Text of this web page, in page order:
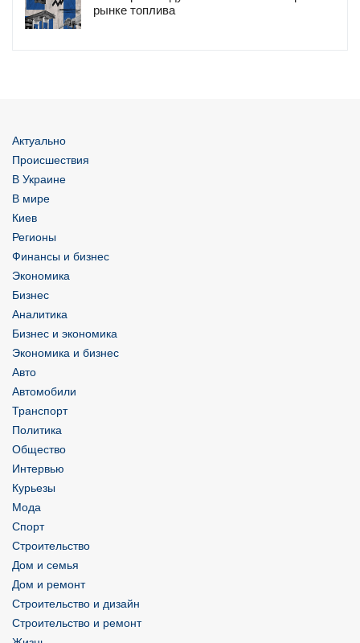
рынке топлива
Актуально
Происшествия
В Украине
В мире
Киев
Регионы
Финансы и бизнес
Экономика
Бизнес
Аналитика
Бизнес и экономика
Экономика и бизнес
Авто
Автомобили
Транспорт
Политика
Общество
Интервью
Курьезы
Мода
Спорт
Строительство
Дом и семья
Дом и ремонт
Строительство и дизайн
Строительство и ремонт